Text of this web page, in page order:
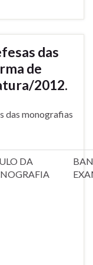
das
de
2012.
das monografias
DA